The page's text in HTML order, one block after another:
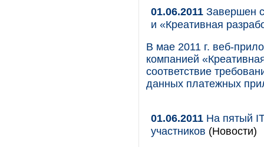
01.06.2011 Завершен
и «Креативная
В мае 2011 г. веб-
компанией
соответствие
данных платежных
01.06.2011 На пятый
участников (Новости)